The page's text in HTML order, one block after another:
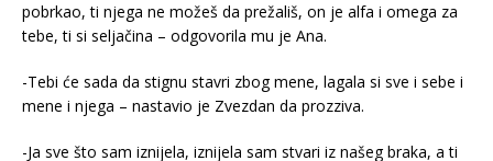
pobrkao, ti njega ne možeš da prežališ, on je alfa i omega za
tebe, ti si seljačina – odgovorila mu je Ana.
-Tebi će sada da stignu stavri zbog mene, lagala si sve i sebe i
mene i njega – nastavio je Zvezdan da prozziva.
-Ja sve što sam iznijela, iznijela sam stvari iz našeg braka, a ti